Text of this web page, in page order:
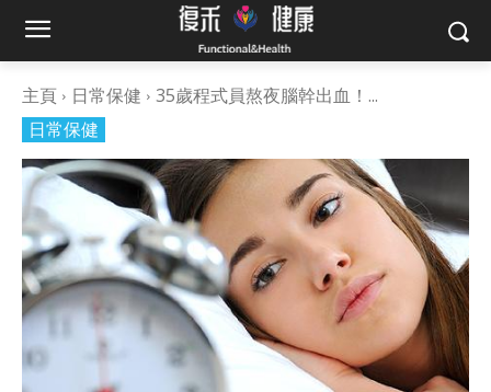
主頁 日常保健
35歲程式員熬夜腦幹出血！...
日常保健